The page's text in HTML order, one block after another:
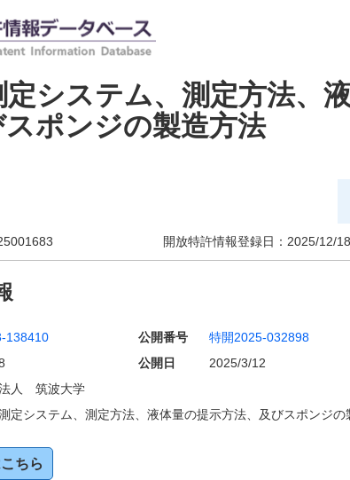
システム、測定方法、
ポンジの製造方法
開放特許情報登録日： 2025/12/18
138410 公開番号
特開2025-032898
公開日
2025/3/12
人 筑波大学
定システム、測定方法、液体量の提示方法、及びスポンジの
ちら